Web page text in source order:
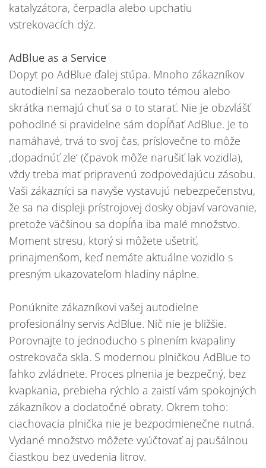
katalyzátora, čerpadla alebo upchatiu
vstrekovacích dýz.
AdBlue as a Service
Dopyt po AdBlue ďalej stúpa. Mnoho zákazníkov
autodielní sa nezaoberalo touto témou alebo
skrátka nemajú chuť sa o to starať. Nie je obzvlášť
pohodlné si pravidelne sám dopĺňať AdBlue. Je to
namáhavé, trvá to svoj čas, príslovečne to môže
‚dopadnúť zle‘ (čpavok môže narušiť lak vozidla),
vždy treba mať pripravenú zodpovedajúcu zásobu.
Vaši zákazníci sa navyše vystavujú nebezpečenstvu,
že sa na displeji prístrojovej dosky objaví varovanie,
pretože väčšinou sa dopĺňa iba malé množstvo.
Moment stresu, ktorý si môžete ušetriť,
prinajmenšom, keď nemáte aktuálne vozidlo s
presným ukazovateľom hladiny náplne.
Ponúknite zákazníkovi vašej autodielne
profesionálny servis AdBlue. Nič nie je bližšie.
Porovnajte to jednoducho s plnením kvapaliny
ostrekovača skla. S modernou plničkou AdBlue to
ľahko zvládnete. Proces plnenia je bezpečný, bez
kvapkania, prebieha rýchlo a zaistí vám spokojných
zákazníkov a dodatočné obraty. Okrem toho:
ciachovacia plnička nie je bezpodmienečne nutná.
Vydané množstvo môžete vyúčtovať aj paušálnou
čiastkou bez uvedenia litrov.